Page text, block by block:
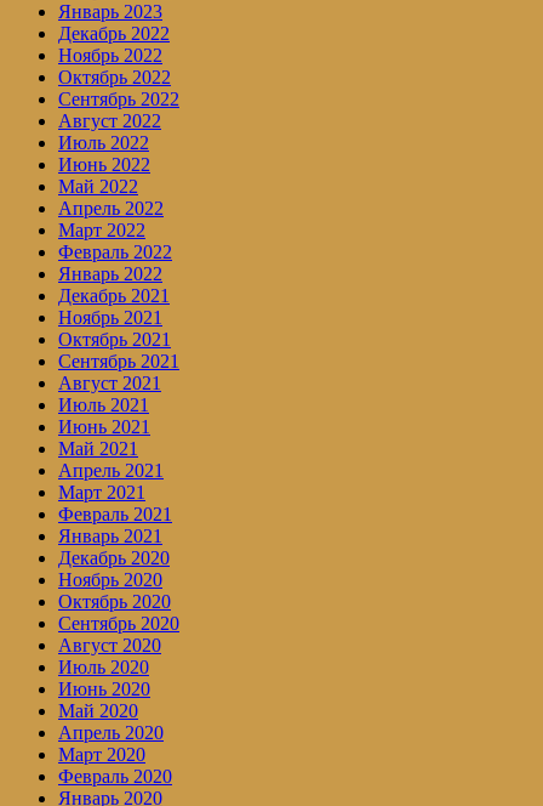
Январь 2023
Декабрь 2022
Ноябрь 2022
Октябрь 2022
Сентябрь 2022
Август 2022
Июль 2022
Июнь 2022
Май 2022
Апрель 2022
Март 2022
Февраль 2022
Январь 2022
Декабрь 2021
Ноябрь 2021
Октябрь 2021
Сентябрь 2021
Август 2021
Июль 2021
Июнь 2021
Май 2021
Апрель 2021
Март 2021
Февраль 2021
Январь 2021
Декабрь 2020
Ноябрь 2020
Октябрь 2020
Сентябрь 2020
Август 2020
Июль 2020
Июнь 2020
Май 2020
Апрель 2020
Март 2020
Февраль 2020
Январь 2020